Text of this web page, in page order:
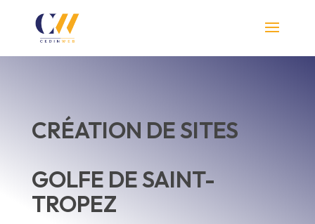
CRÉATION DE SITES
GOLFE DE SAINT-
TROPEZ